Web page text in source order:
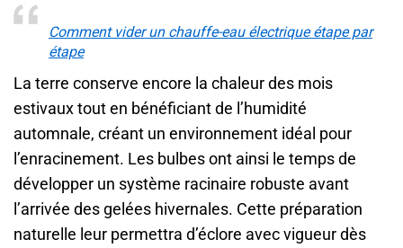
Comment vider un chauffe-eau électrique étape par
étape
La terre conserve encore la chaleur des mois
estivaux tout en bénéficiant de l’humidité
automnale, créant un environnement idéal pour
l’enracinement. Les bulbes ont ainsi le temps de
développer un système racinaire robuste avant
l’arrivée des gelées hivernales. Cette préparation
naturelle leur permettra d’éclore avec vigueur dès